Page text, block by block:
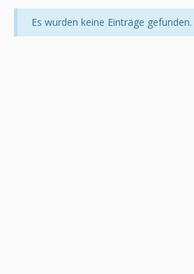
Es wurden keine Einträge gefunden.